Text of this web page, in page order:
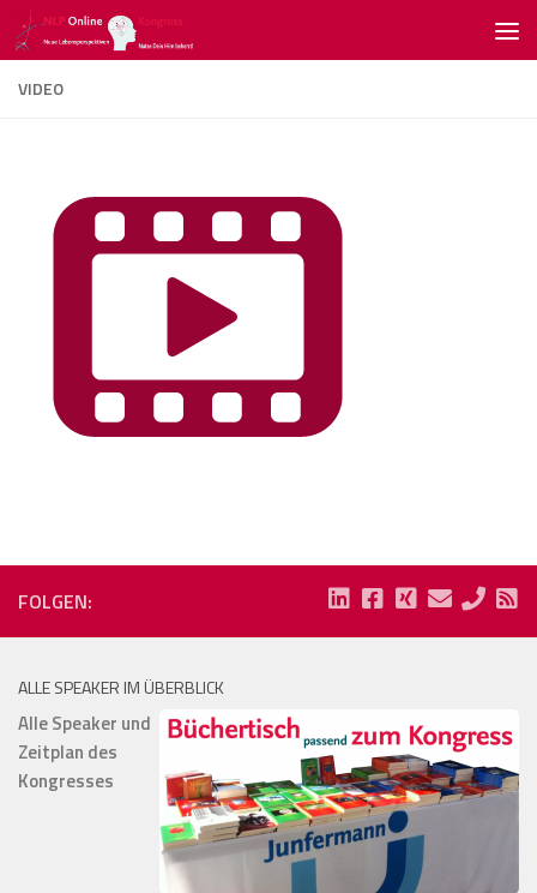
Zum Inhalt springen
VIDEO
FOLGEN:
ALLE SPEAKER IM ÜBERBLICK
Alle Speaker und
Zeitplan des
Kongresses